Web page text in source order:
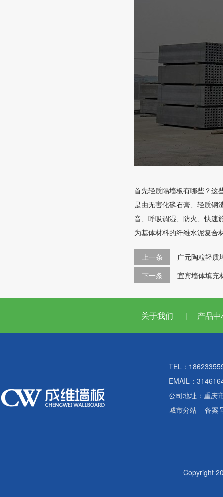
首先轻质隔墙板有哪些？这
是由无害化磷石膏、轻质钢
音、呼吸调湿、防火、快速
为基体材料的纤维水泥复合
上一条
广元陶粒轻质
下一条
宜宾墙体填充
关于我们 | 产品
TEL：
EMAIL：
公司地址：重庆
城市分站 备案
Copyright